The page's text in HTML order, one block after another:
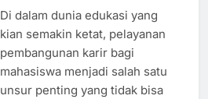
Di dalam dunia edukasi yang
kian semakin ketat, pelayanan
pembangunan karir bagi
mahasiswa menjadi salah satu
unsur penting yang tidak bisa